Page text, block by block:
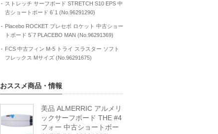
ストレッチ サーフボード STRETCH S10 EPS 中
古ショートボード 6`1 (No.96291290)
Placebo ROCKET プレセボ ロケット 中古ショー
トボード 5`7 PLACEBO MAN (No.96291369)
FCS 中古フィン M-5 トライ スラスター ソフト
フレックス Mサイズ (No.96291675)
おススメ商品・情報
美品 ALMERRIC アルメリ
ックサーフボード THE #4
フォー 中古ショートボー